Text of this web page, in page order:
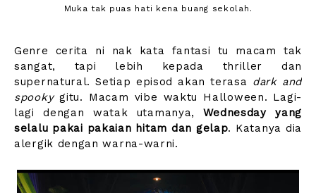
Muka tak puas hati kena buang sekolah.
Genre cerita ni nak kata fantasi tu macam tak
sangat, tapi lebih kepada thriller dan
supernatural. Setiap episod akan terasa dark and
spookygitu. Macam vibe waktu Halloween. Lagi-
lagi dengan watak utamanya,Wednesday yang
selalu pakai pakaian hitam dan gelap. Katanya dia
alergik dengan warna-warni.